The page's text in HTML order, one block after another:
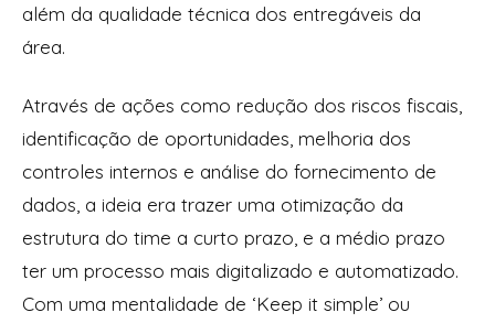
além da qualidade técnica dos entregáveis da
área.
Através de ações como redução dos riscos fiscais,
identificação de oportunidades, melhoria dos
controles internos e análise do fornecimento de
dados, a ideia era trazer uma otimização da
estrutura do time a curto prazo, e a médio prazo
ter um processo mais digitalizado e automatizado.
Com uma mentalidade de ‘Keep it simple’ ou